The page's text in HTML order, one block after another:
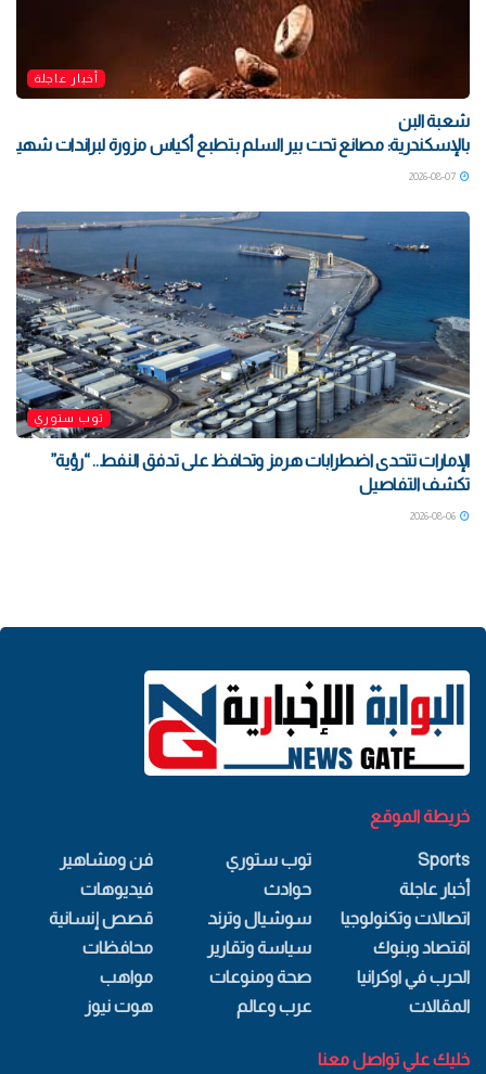
أخبار عاجلة
شعبة البن
بالإسكندرية: مصانع تحت بير السلم بتطبع أكياس مزورة لبراندات شهيرة
توب ستوري
الإمارات تتحدى اضطرابات هرمز وتحافظ على تدفق النفط.. “رؤية”
تكشف التفاصيل
خريطة الموقع
Sports
أخبار عاجلة
اتصالات وتكنولوجيا
اقتصاد وبنوك
الحرب في اوكرانيا
المقالات
توب ستوري
حوادث
سوشيال وترند
سياسة وتقارير
صحة ومنوعات
عرب وعالم
فن ومشاهير
فيديوهات
قصص إنسانية
محافظات
مواهب
هوت نيوز
خليك علي تواصل معنا